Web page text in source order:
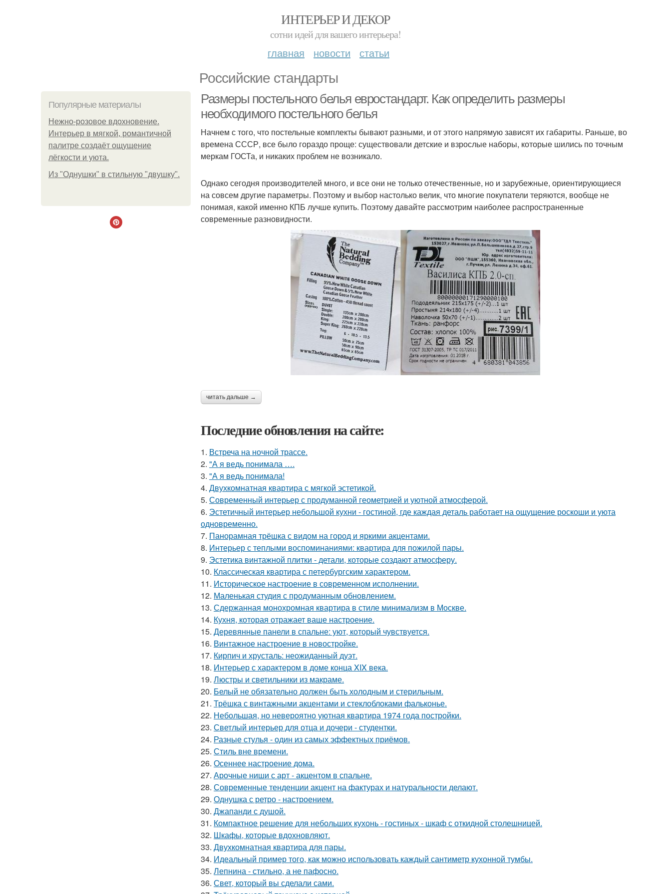
ИНТЕРЬЕР И ДЕКОР
сотни идей для вашего интерьера!
главная новости статьи
Российские стандарты
Популярные материалы
Нежно-розовое вдохновение.
Интерьер в мягкой, романтичной
палитре создаёт ощущение
лёгкости и уюта.
Из "Однушки" в стильную "двушку".
Размеры постельного белья евростандарт. Как определить размеры
необходимого постельного белья
Начнем с того, что постельные комплекты бывают разными, и от этого напрямую зависят их габариты. Раньше, во
времена СССР, все было гораздо проще: существовали детские и взрослые наборы, которые шились по точным
меркам ГОСТа, и никаких проблем не возникало.
Однако сегодня производителей много, и все они не только отечественные, но и зарубежные, ориентирующиеся
на совсем другие параметры. Поэтому и выбор настолько велик, что многие покупатели теряются, вообще не
понимая, какой именно КПБ лучше купить. Поэтому давайте рассмотрим наиболее распространенные
современные разновидности.
читать дальше →
Последние обновления на сайте:
1. Встреча на ночной трассе.
2. "А я ведь понимала ….
3. "А я ведь понимала!
4. Двухкомнатная квартира с мягкой эстетикой.
5. Современный интерьер с продуманной геометрией и уютной атмосферой.
6. Эстетичный интерьер небольшой кухни - гостиной, где каждая деталь работает на ощущение роскоши и уюта
одновременно.
7. Панорамная трёшка с видом на город и яркими акцентами.
8. Интерьер с теплыми воспоминаниями: квартира для пожилой пары.
9. Эстетика винтажной плитки - детали, которые создают атмосферу.
10. Классическая квартира с петербургским характером.
11. Историческое настроение в современном исполнении.
12. Маленькая студия с продуманным обновлением.
13. Сдержанная монохромная квартира в стиле минимализм в Москве.
14. Кухня, которая отражает ваше настроение.
15. Деревянные панели в спальне: уют, который чувствуется.
16. Винтажное настроение в новостройке.
17. Кирпич и хрусталь: неожиданный дуэт.
18. Интерьер с характером в доме конца XIX века.
19. Люстры и светильники из макраме.
20. Белый не обязательно должен быть холодным и стерильным.
21. Трёшка с винтажными акцентами и стеклоблоками фальконье.
22. Небольшая, но невероятно уютная квартира 1974 года постройки.
23. Светлый интерьер для отца и дочери - студентки.
24. Разные стулья - один из самых эффектных приёмов.
25. Стиль вне времени.
26. Осеннее настроение дома.
27. Арочные ниши с арт - акцентом в спальне.
28. Современные тенденции акцент на фактурах и натуральности делают.
29. Однушка с ретро - настроением.
30. Джапанди с душой.
31. Компактное решение для небольших кухонь - гостиных - шкаф с откидной столешницей.
32. Шкафы, которые вдохновляют.
33. Двухкомнатная квартира для пары.
34. Идеальный пример того, как можно использовать каждый сантиметр кухонной тумбы.
35. Лепнина - стильно, а не пафосно.
36. Свет, который вы сделали сами.